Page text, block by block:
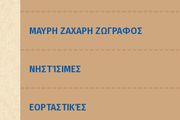
ΜΑΥΡΗ ΖΑΧΑΡΗ ΖΩΓΡΑΦΟΣ
ΝΗΣΤΊΣΙΜΕΣ
ΕΟΡΤΑΣΤΙΚΈΣ